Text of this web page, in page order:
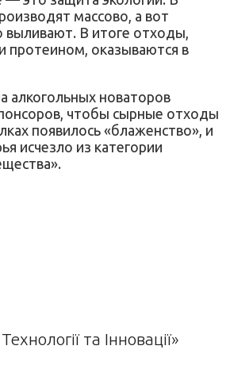
массово, а вот
выливают. В итоге отходы,
протеином, оказываются в
алкогольных новаторов
чтобы сырные отходы
появилось «блаженство», и
исчезло из категории
та Інновації»